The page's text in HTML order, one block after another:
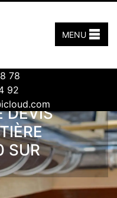
78
92
MENU
DEVIS
SUR